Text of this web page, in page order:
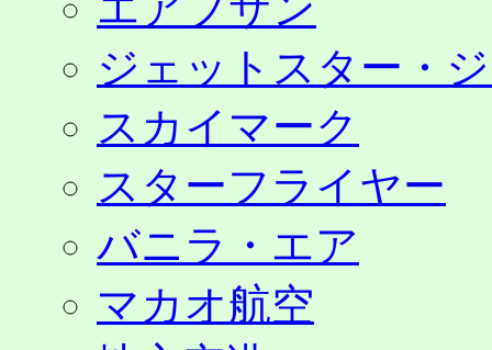
ジェットスター・
スカイマーク
スターフライヤー
バニラ・エア
マカオ航空